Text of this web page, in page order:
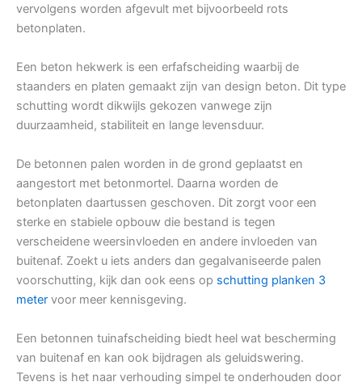
vervolgens worden afgevult met bijvoorbeeld rots
betonplaten.
Een beton hekwerk is een erfafscheiding waarbij de
staanders en platen gemaakt zijn van design beton. Dit type
schutting wordt dikwijls gekozen vanwege zijn
duurzaamheid, stabiliteit en lange levensduur.
De betonnen palen worden in de grond geplaatst en
aangestort met betonmortel. Daarna worden de
betonplaten daartussen geschoven. Dit zorgt voor een
sterke en stabiele opbouw die bestand is tegen
verscheidene weersinvloeden en andere invloeden van
buitenaf. Zoekt u iets anders dan gegalvaniseerde palen
voorschutting, kijk dan ook eens op schutting planken 3
meter voor meer kennisgeving.
Een betonnen tuinafscheiding biedt heel wat bescherming
van buitenaf en kan ook bijdragen als geluidswering.
Tevens is het naar verhouding simpel te onderhouden door